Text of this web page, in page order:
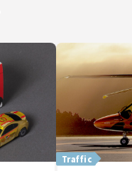
Traffic